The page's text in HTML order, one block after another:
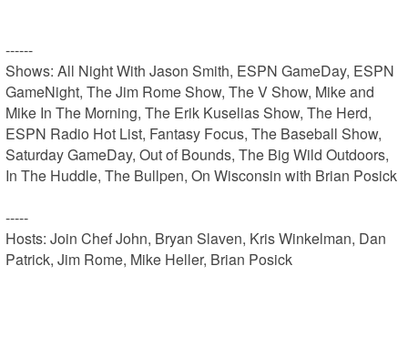
------
Shows: All Night With Jason Smith, ESPN GameDay, ESPN
GameNight, The Jim Rome Show, The V Show, Mike and
Mike In The Morning, The Erik Kuselias Show, The Herd,
ESPN Radio Hot List, Fantasy Focus, The Baseball Show,
Saturday GameDay, Out of Bounds, The Big Wild Outdoors,
In The Huddle, The Bullpen, On Wisconsin with Brian Posick
-----
Hosts: Join Chef John, Bryan Slaven, Kris Winkelman, Dan
Patrick, Jim Rome, Mike Heller, Brian Posick